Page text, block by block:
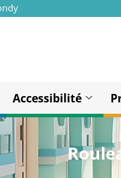
Accessibilité